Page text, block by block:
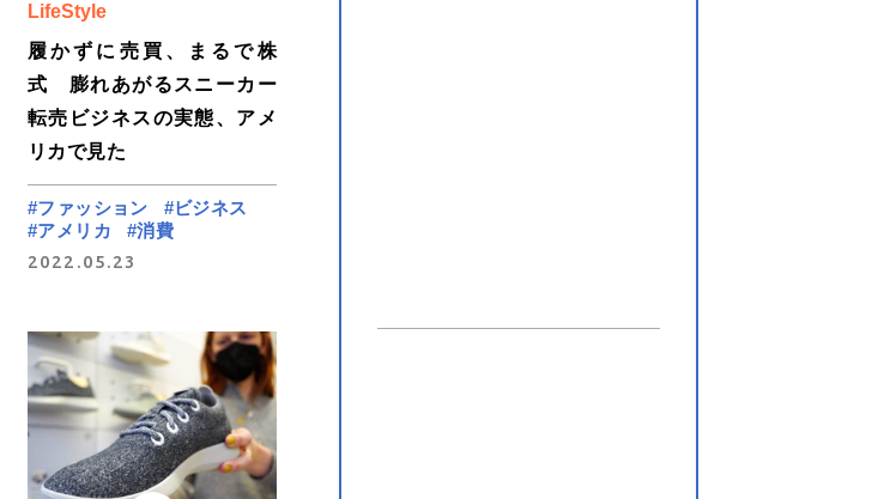
LifeStyle
履かずに売買、まるで株
式 膨れあがるスニーカー
転売ビジネスの実態、アメ
リカで見た
#ファッション
#ビジネス
#アメリカ
#消費
2022.05.23